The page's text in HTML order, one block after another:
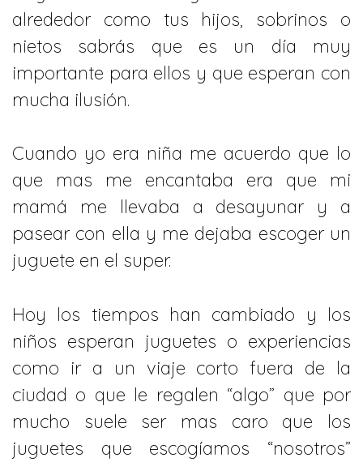
alrededor como tus hijos, sobrinos o
nietos sabrás que es un día muy
importante para ellos y que esperan con
mucha ilusión.
Cuando yo era niña me acuerdo que lo
que mas me encantaba era que mi
mamá me llevaba a desayunar y a
pasear con ella y me dejaba escoger un
juguete en el super.
Hoy los tiempos han cambiado y los
niños esperan juguetes o experiencias
como ir a un viaje corto fuera de la
ciudad o que le regalen “algo” que por
mucho suele ser mas caro que los
juguetes que escogíamos “nosotros”